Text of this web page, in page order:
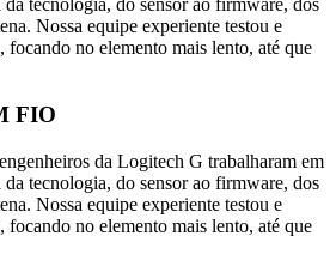
Nossa equipe experiente testou e
focando no elemento mais lento, até que
FIO
da Logitech G trabalharam em
tecnologia, do sensor ao firmware, dos
Nossa equipe experiente testou e
focando no elemento mais lento, até que